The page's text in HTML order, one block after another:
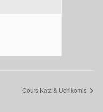
Cours Kata & Uchikomis